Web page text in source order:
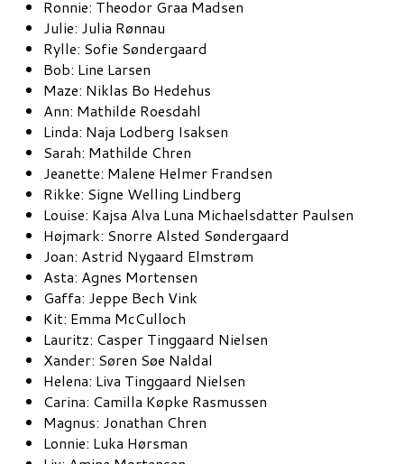
Ronnie: Theodor Graa Madsen
Julie: Julia Rønnau
Rylle: Sofie Søndergaard
Bob: Line Larsen
Maze: Niklas Bo Hedehus
Ann: Mathilde Roesdahl
Linda: Naja Lodberg Isaksen
Sarah: Mathilde Chren
Jeanette: Malene Helmer Frandsen
Rikke: Signe Welling Lindberg
Louise: Kajsa Alva Luna Michaelsdatter Paulsen
Højmark: Snorre Alsted Søndergaard
Joan: Astrid Nygaard Elmstrøm
Asta: Agnes Mortensen
Gaffa: Jeppe Bech Vink
Kit: Emma McCulloch
Lauritz: Casper Tinggaard Nielsen
Xander: Søren Søe Naldal
Helena: Liva Tinggaard Nielsen
Carina: Camilla Køpke Rasmussen
Magnus: Jonathan Chren
Lonnie: Luka Hørsman